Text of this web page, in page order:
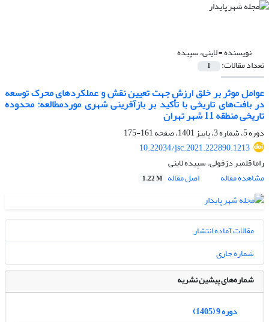
نویسنده =لاینی، سپیده
تعداد مقالات: 1
عوامل موثر بر خلق ارزش جهت تعیین نقش و عملکردهای محرک توسعه
در بافت‌های تاریخی با تأکید بر بازآفرینی شهری موردمطالعه: محدوده
تاریخی منطقه 11 شهر تهران
دوره 5، شماره 3، پاییز 1401، صفحه
161-175
10.22034/jsc.2021.222890.1213
راما قلمبر دزفولی، سپیده لاینی
مشاهده مقاله
اصل مقاله 1.22 M
مقالات آماده انتشار
شماره جاری
شماره‌های پیشین نشریه
دوره 9 (1405)